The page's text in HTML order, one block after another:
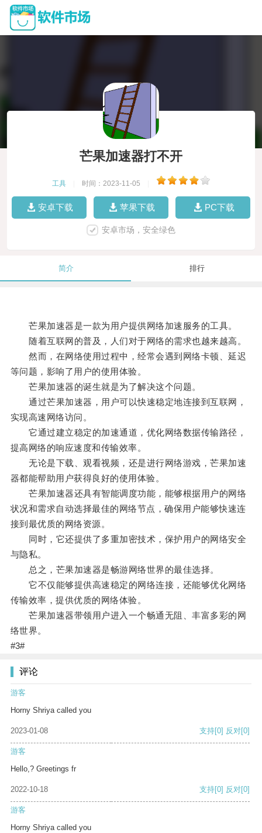
芒果加速器打不开
工具 时间：2023-11-05
安卓下载 苹果下载 PC下载
安卓市场，安全绿色
简介 排行
芒果加速器是一款为用户提供网络加速服务的工具。
随着互联网的普及，人们对于网络的需求也越来越高。
然而，在网络使用过程中，经常会遇到网络卡顿、延迟
等问题，影响了用户的使用体验。
芒果加速器的诞生就是为了解决这个问题。
通过芒果加速器，用户可以快速稳定地连接到互联网，
实现高速网络访问。
它通过建立稳定的加速通道，优化网络数据传输路径，
提高网络的响应速度和传输效率。
无论是下载、观看视频，还是进行网络游戏，芒果加速
器都能帮助用户获得良好的使用体验。
芒果加速器还具有智能调度功能，能够根据用户的网络
状况和需求自动选择最佳的网络节点，确保用户能够快速连
接到最优质的网络资源。
同时，它还提供了多重加密技术，保护用户的网络安全
与隐私。
总之，芒果加速器是畅游网络世界的最佳选择。
它不仅能够提供高速稳定的网络连接，还能够优化网络
传输效率，提供优质的网络体验。
芒果加速器带领用户进入一个畅通无阻、丰富多彩的网
络世界。
#3#
评论
游客
Horny Shriya called you
2023-01-08 支持[0] 反对[0]
游客
Hello,? Greetings fr
2022-10-18 支持[0] 反对[0]
游客
Horny Shriya called you